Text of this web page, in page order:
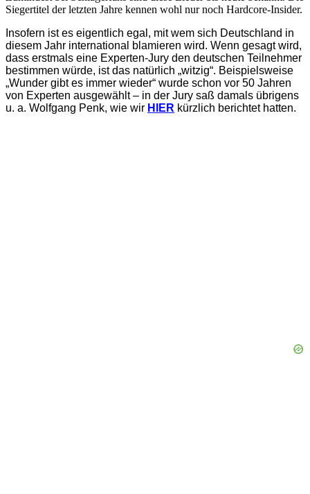
Siegertitel der letzten Jahre kennen wohl nur noch Hardcore-Insider.
Insofern ist es eigentlich egal, mit wem sich Deutschland in
diesem Jahr international blamieren wird. Wenn gesagt wird,
dass erstmals eine Experten-Jury den deutschen Teilnehmer
bestimmen würde, ist das natürlich „witzig“. Beispielsweise
„Wunder gibt es immer wieder“ wurde schon vor 50 Jahren
von Experten ausgewählt – in der Jury saß damals übrigens
u. a. Wolfgang Penk, wie wir HIER kürzlich berichtet hatten.